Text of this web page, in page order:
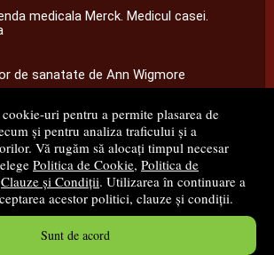
uri pentru a permite plasarea de
și pentru analiza traficului și a
Vă rugăm să alocați timpul necesar
Politica de Cookie, Politica de
Clauze și Condiții. Utilizarea în continuare a
acestor politici, clauze și condiții.
Sunt de acord
medicala Merck. Medicul casei.
de sanatate de Ann Wigmore
S.C. M.G. Net Distribution S.R.L.
onlinecreat deVital Soft